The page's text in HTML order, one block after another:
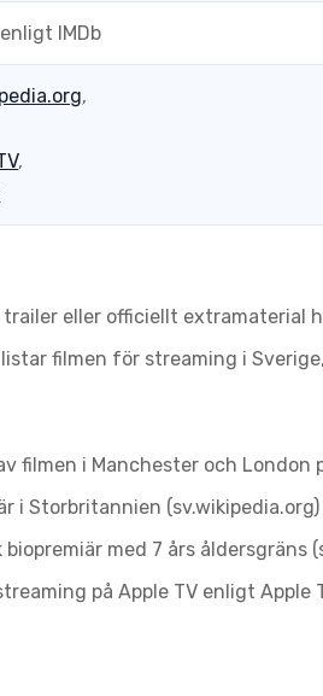
IMDb
,
,
trailer eller officiellt extramaterial
listar filmen för streaming i
filmen i Manchester och London
i Storbritannien (sv.wikipedia.org)
med 7 års åldersgräns
på Apple TV enligt Apple